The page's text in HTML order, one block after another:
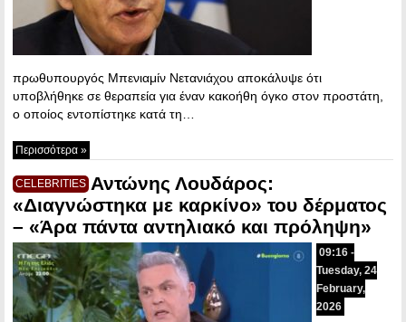
πρωθυπουργός Μπενιαμίν Νετανιάχου αποκάλυψε ότι
υποβλήθηκε σε θεραπεία για έναν κακοήθη όγκο στον προστάτη,
ο οποίος εντοπίστηκε κατά τη…
Περισσότερα »
CELEBRITIES Αντώνης Λουδάρος:
«Διαγνώστηκα με καρκίνο» του δέρματος
– «Άρα πάντα αντηλιακό και πρόληψη»
09:16 -
Tuesday, 24
February,
2026